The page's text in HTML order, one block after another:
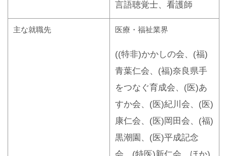
言語聴覚士、看護師
主な就職先 医療・福祉業界
((特非)かかしの会、(福)
青葉仁会、(福)奈良県手
をつなぐ育成会、(医)あ
すか会、(医)紀川会、(医)
康仁会、(医)岡田会、(福)
黒潮園、(医)平成記念